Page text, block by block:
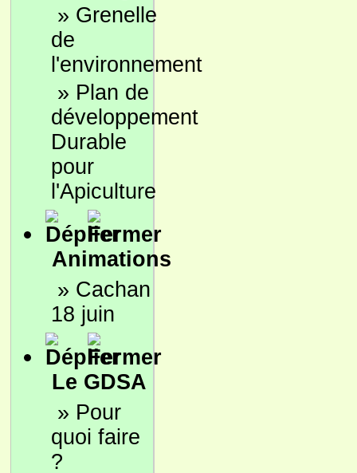
» Grenelle
de
l'environnement
» Plan de
développement
Durable
pour
l'Apiculture
Animations
» Cachan
18 juin
Le GDSA
» Pour
quoi faire
?